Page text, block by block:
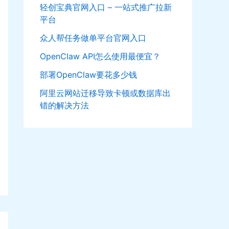
轻创宝典官网入口 – 一站式推广拉新
平台
众人帮任务做单平台官网入口
OpenClaw API怎么使用最便宜？
部署OpenClaw要花多少钱
阿里云网站迁移导致卡顿或数据库出
错的解决方法